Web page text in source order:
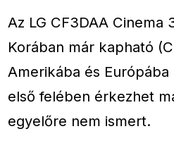
Az LG CF3DAA Cinema
Korában már kapható
Amerikába és Európába
első felében érkezhet
egyelőre nem ismert.